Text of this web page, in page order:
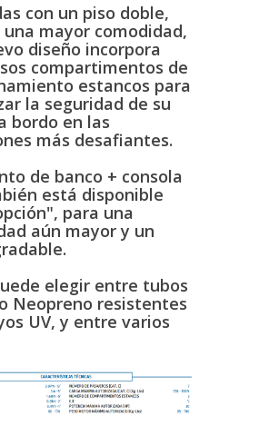
con un piso doble,
mayor comodidad,
diseño incorpora
compartimentos de
estancos para
la seguridad de su
bordo en las
más desafiantes.
de banco + consola
está disponible
para una
aún mayor y un
elegir entre tubos
Neopreno resistentes
UV, y entre varios